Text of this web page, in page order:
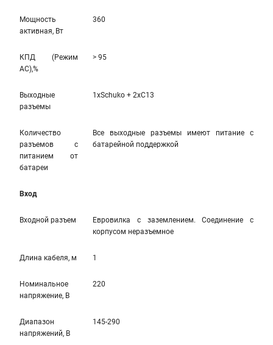
Мощность
активная, Вт
360
КПД (Режим
AC),%
> 95
Выходные
разъемы
1xSchuko + 2xC13
Количество
разъемов с
питанием от
батареи
Все выходные разъемы имеют питание с
батарейной поддержкой
Вход
Входной разъем
Евровилка с заземлением. Соединение с
корпусом неразъемное
Длина кабеля, м 1
Номинальное
напряжение, В
220
Диапазон
напряжений, В
145-290